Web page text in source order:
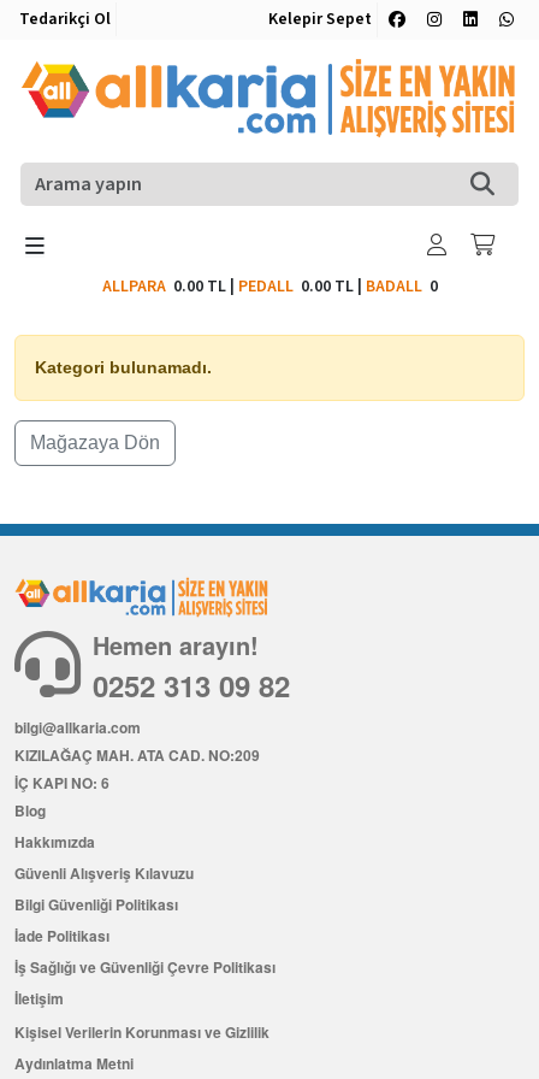
Tedarikçi Ol Kelepir Sepet
ALLPARA 0.00 TL| PEDALL 0.00 TL| BADALL0
Kategori bulunamadı.
Mağazaya Dön
Hemen arayın!
0252 313 09 82
bilgi@allkaria.com
KIZILAĞAÇ MAH. ATA CAD. NO:209
İÇ KAPI NO: 6
Blog
Hakkımızda
Güvenli Alışveriş Kılavuzu
Bilgi Güvenliği Politikası
İade Politikası
İş Sağlığı ve Güvenliği Çevre Politikası
İletişim
Kişisel Verilerin Korunması ve Gizlilik
Aydınlatma Metni